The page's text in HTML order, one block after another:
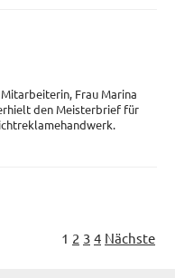
Frau Marina
den Meisterbrief für
1 2 3 4 Nächste